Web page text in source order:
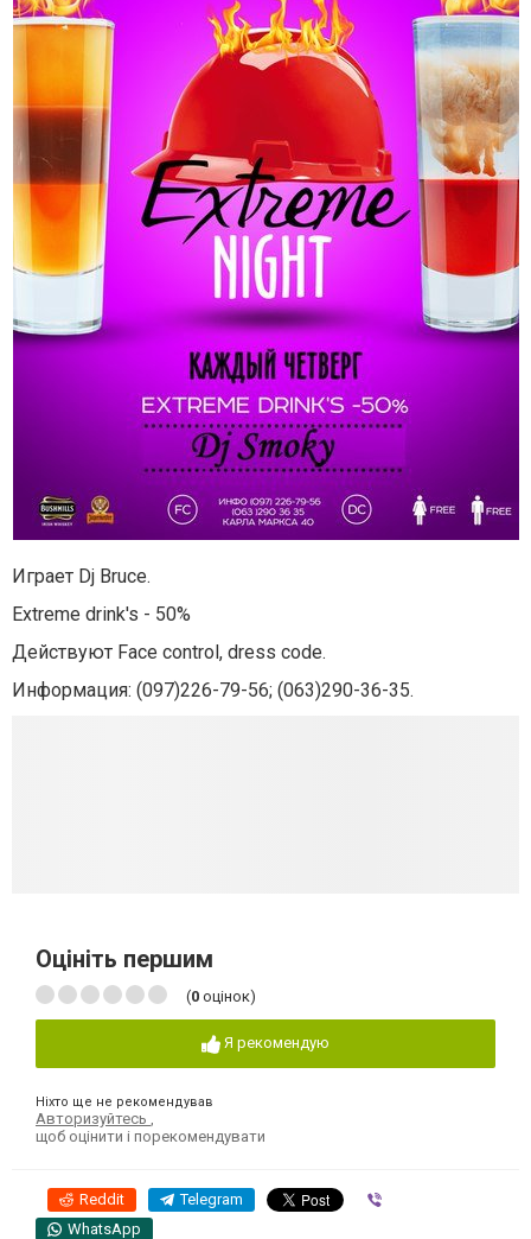
Играет Dj Bruce.
Extreme drink's - 50%
Действуют Face control, dress code.
Информация: (097)226-79-56; (063)290-36-35.
Оцініть першим
(0 оцінок)
Я рекомендую
Ніхто ще не рекомендував
Авторизуйтесь
щоб оцінити і порекомендувати
Reddit Telegram
WhatsApp